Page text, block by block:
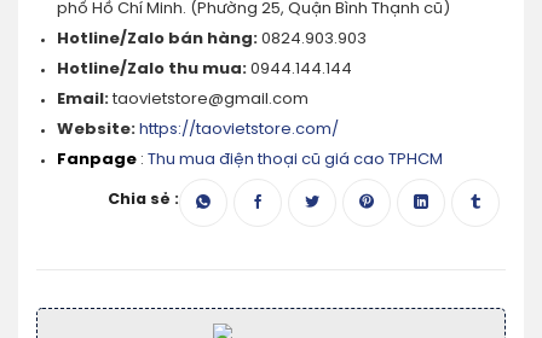
phố Hồ Chí Minh. (Phường 25, Quận Bình Thạnh cũ)
Hotline/Zalo bán hàng:0824.903.903
Hotline/Zalo thu mua:0944.144.144
Email:taovietstore@gmail.com
Website: https://taovietstore.com/
Fanpage : Thu mua điện thoại cũ giá cao TPHCM
Chia sẻ :